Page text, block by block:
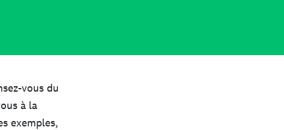
vous du
à la
exemples,